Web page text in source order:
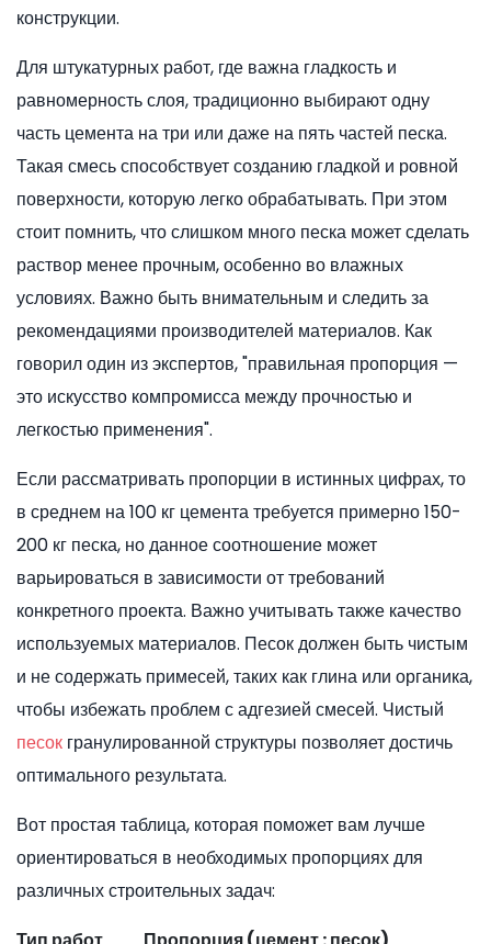
конструкции.
Для штукатурных работ, где важна гладкость и
равномерность слоя, традиционно выбирают одну
часть цемента на три или даже на пять частей песка.
Такая смесь способствует созданию гладкой и ровной
поверхности, которую легко обрабатывать. При этом
стоит помнить, что слишком много песка может сделать
раствор менее прочным, особенно во влажных
условиях. Важно быть внимательным и следить за
рекомендациями производителей материалов. Как
говорил один из экспертов, "правильная пропорция —
это искусство компромисса между прочностью и
легкостью применения".
Если рассматривать пропорции в истинных цифрах, то
в среднем на 100 кг цемента требуется примерно 150-
200 кг песка, но данное соотношение может
варьироваться в зависимости от требований
конкретного проекта. Важно учитывать также качество
используемых материалов. Песок должен быть чистым
и не содержать примесей, таких как глина или органика,
чтобы избежать проблем с адгезией смесей. Чистый
песок гранулированной структуры позволяет достичь
оптимального результата.
Вот простая таблица, которая поможет вам лучше
ориентироваться в необходимых пропорциях для
различных строительных задач: